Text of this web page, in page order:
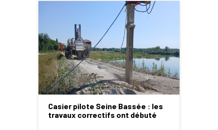
Casier pilote Seine Bassée : les
travaux correctifs ont débuté